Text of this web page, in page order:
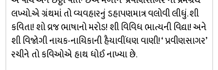
લખ્યો.એ ગ્રંથમાં તો વ્યવહારનું ડહાપણમાત્ર વલોવી લીધું. શી
કવિતા! શો વ્રજ ભાષાનો મરોડ! શી વિવિધ ભાત્યની વિદ્યા! અને
શી વિજોગી નાયક-નાયિકાની હૈયાવીંધણ વાણી! ‘ પ્રવીણસાગર’
રચીને તો કવિઓએ હાથ ધોઈ નાખ્યા છે.